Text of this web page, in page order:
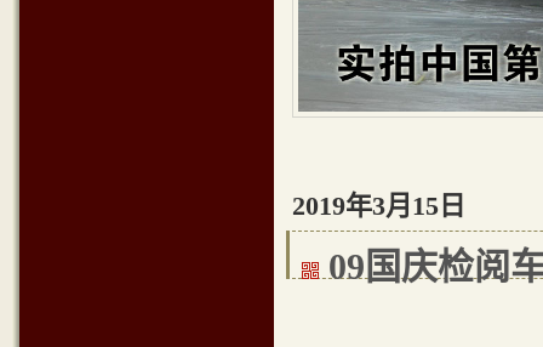
2019年3月15日
09国庆检阅